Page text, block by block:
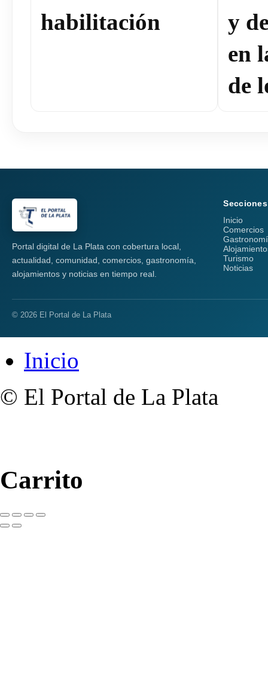
habilitación
y
en
de
Portal digital de La Plata con cobertura local,
actualidad, comunidad, comercios, gastronomía,
alojamientos y noticias en tiempo real.
Secciones
Inicio
Comercios
Turismo
Noticias
© 2026 El Portal de La Plata
Inicio
© El Portal de La Plata
Carrito